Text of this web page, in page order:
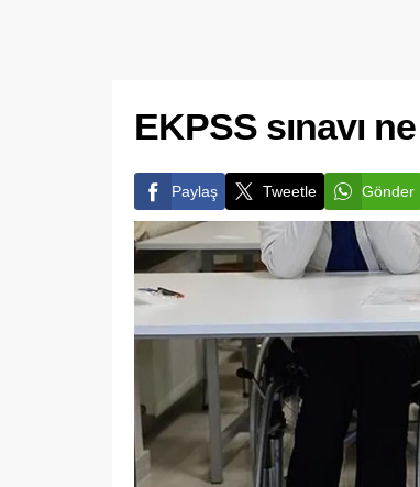
EKPSS sınavı
Paylaş Tweetle Gönder